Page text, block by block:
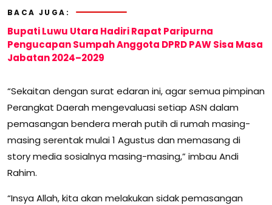
BACA JUGA:
Bupati Luwu Utara Hadiri Rapat Paripurna
Pengucapan Sumpah Anggota DPRD PAW Sisa Masa
Jabatan 2024–2029
“Sekaitan dengan surat edaran ini, agar semua pimpinan
Perangkat Daerah mengevaluasi setiap ASN dalam
pemasangan bendera merah putih di rumah masing-
masing serentak mulai 1 Agustus dan memasang di
story media sosialnya masing-masing,” imbau Andi
Rahim.
“Insya Allah, kita akan melakukan sidak pemasangan